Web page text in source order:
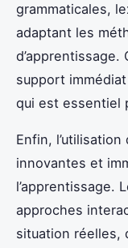
grammaticales,
adaptant les
support
qui est essentiel
Enfin,
innovantes et
l’apprentissage.
approches
situation réelles,